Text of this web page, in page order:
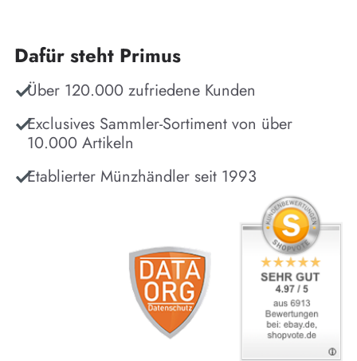
Dafür steht Primus
Über 120.000 zufriedene Kunden
Exclusives Sammler-Sortiment von über
10.000 Artikeln
Etablierter Münzhändler seit 1993